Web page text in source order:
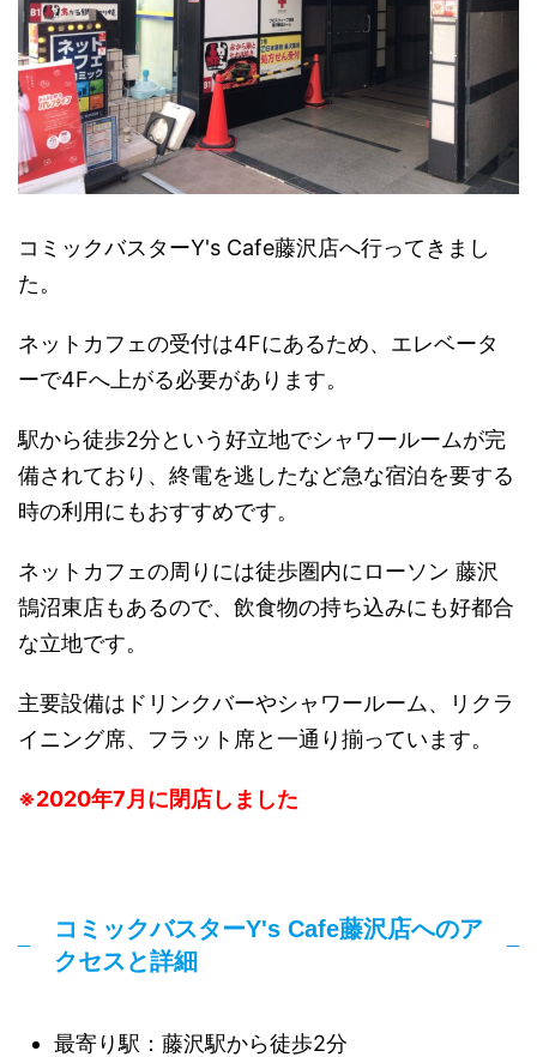
コミックバスターY's Cafe藤沢店へ行ってきまし
た。
ネットカフェの受付は4Fにあるため、エレベータ
ーで4Fへ上がる必要があります。
駅から徒歩2分という好立地でシャワールームが完
備されており、終電を逃したなど急な宿泊を要する
時の利用にもおすすめです。
ネットカフェの周りには徒歩圏内にローソン 藤沢
鵠沼東店もあるので、飲食物の持ち込みにも好都合
な立地です。
主要設備はドリンクバーやシャワールーム、リクラ
イニング席、フラット席と一通り揃っています。
※2020年7月に閉店しました
コミックバスターY's Cafe藤沢店へのア
クセスと詳細
最寄り駅：藤沢駅から徒歩2分